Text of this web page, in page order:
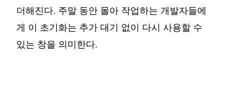
더해진다. 주말 동안 몰아 작업하는 개발자들에
게 이 초기화는 추가 대기 없이 다시 사용할 수
있는 창을 의미한다.